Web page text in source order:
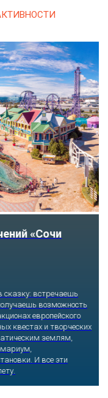
«Сочи
встречаешь
возможность
европейского
квестах и творческих
землям,
И все эти